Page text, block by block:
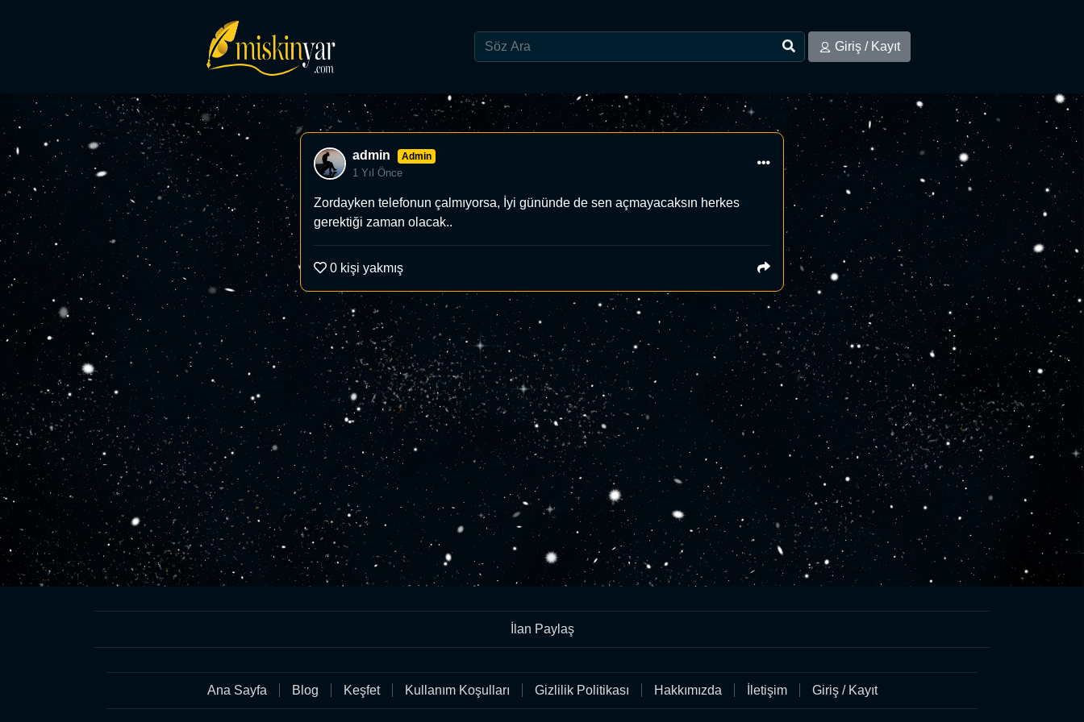
Giriş / Kayıt
admin Admin
1 Yıl Önce
Zordayken telefonun çalmıyorsa, İyi gününde de sen açmayacaksın herkes
gerektiği zaman olacak..
0 kişi yakmış
İlan Paylaş
Ana Sayfa Blog Keşfet Kullanım Koşulları Gizlilik Politikası Hakkımızda İletişim Giriş / Kayıt